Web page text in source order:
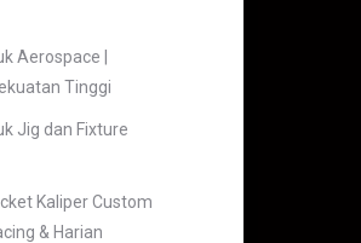
Aerospace |
Tinggi
Jig dan Fixture
Kaliper Custom
& Harian